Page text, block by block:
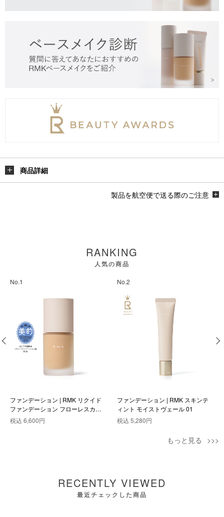
商品詳細
製品を航空便で送る際のご注意
RANKING
人気の商品
No.1
ファンデーション | RMK リクイド
ファンデーション フローレスカバ
レッジ プラス 102
税込 6,600円
No.2
ファンデーション | RMK スキンテ
ィント モイストヴェール 01
税込 5,280円
もっと見る
RECENTLY VIEWED
最近チェックした商品